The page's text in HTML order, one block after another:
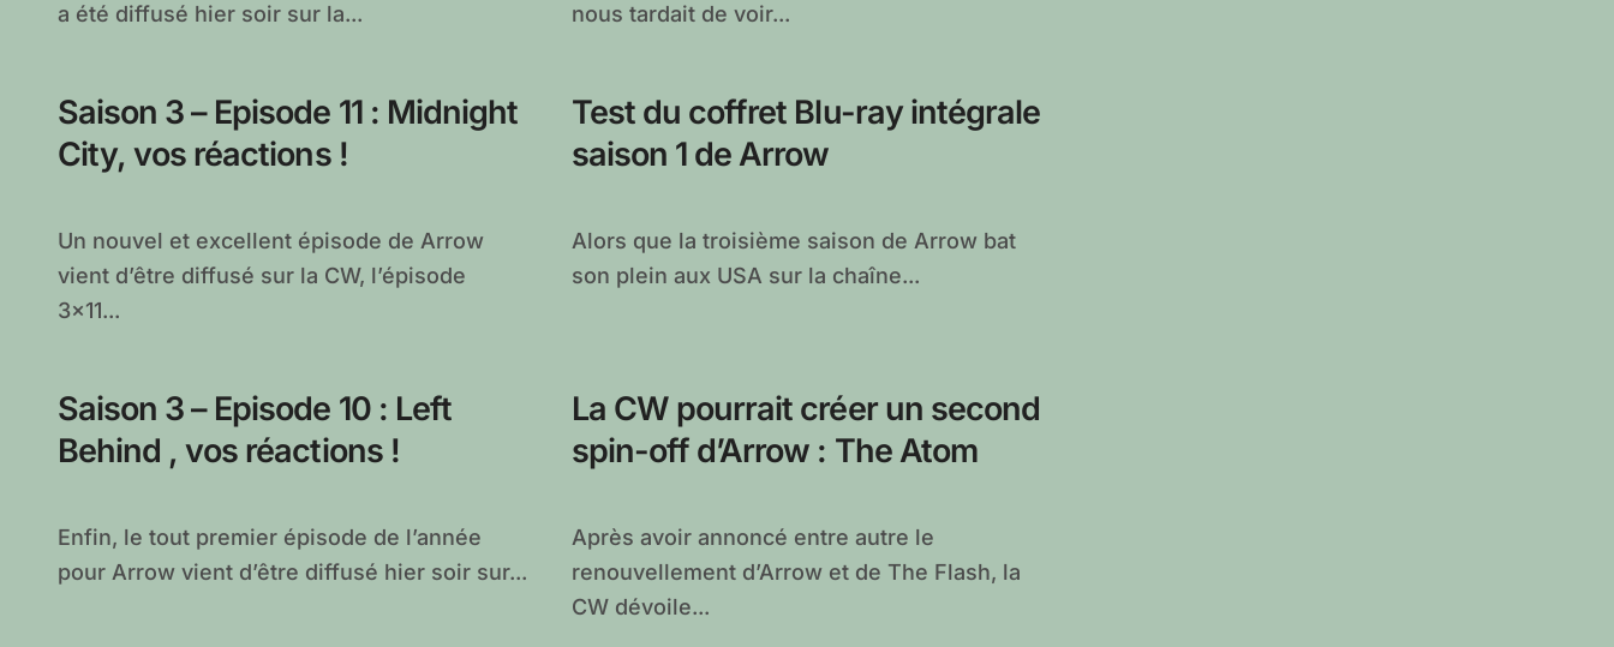
a été diffusé hier soir sur la...
nous tardait de voir...
Saison 3 – Episode 11 : Midnight
City, vos réactions !
Un nouvel et excellent épisode de Arrow
vient d’être diffusé sur la CW, l’épisode
3×11...
Test du coffret Blu-ray intégrale
saison 1 de Arrow
Alors que la troisième saison de Arrow bat
son plein aux USA sur la chaîne...
Saison 3 – Episode 10 : Left
Behind , vos réactions !
Enfin, le tout premier épisode de l’année
pour Arrow vient d’être diffusé hier soir sur...
La CW pourrait créer un second
spin-off d’Arrow : The Atom
Après avoir annoncé entre autre le
renouvellement d’Arrow et de The Flash, la
CW dévoile...